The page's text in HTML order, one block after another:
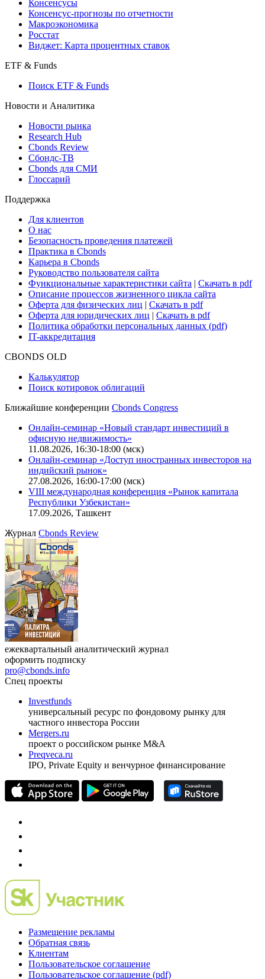
Поиск индексов
Страницы стран
Создать индекс
Консенсусы
Консенсус-прогнозы по отчетности
Макроэкономика
Виджет: Карта процентных ставок
ETF & Funds
Поиск ETF & Funds
Новости и Аналитика
Новости рынка
Research Hub
Cbonds Review
Сбондс-ТВ
Глоссарий
Поддержка
Для клиентов
О нас
Безопасность проведения платежей
Практика в Cbonds
Карьера в Cbonds
Руководство пользователя сайта
Функциональные характеристики сайта|Скачать в pdf
Описание процессов жизненного цикла сайта
Оферта для физических лиц
Оферта для юридических лиц
IT-аккредитация
Поиск котировок облигаций
Ближайшие конференцииCbonds Congress
Онлайн-семинар «Новый стандарт инвестиций в
офисную недвижимость»
11.08.2026, 16:30-18:00 (мск)
Онлайн-семинар «Доступ иностранных инвесторов на
индийский рынок»
VIII международная конференция «Рынок капитала
Республики Узбекистан»
17.09.2026, Ташкент
ЖурналCbonds Review
ежеквартальный аналитический журнал
оформить подписку
pro@cbonds.info
Спец проекты
Investfunds
универсальный ресурс по фондовому рынку для
частного инвестора России
проект о российском рынке M&A
Preqveca.ru
Размещение рекламы